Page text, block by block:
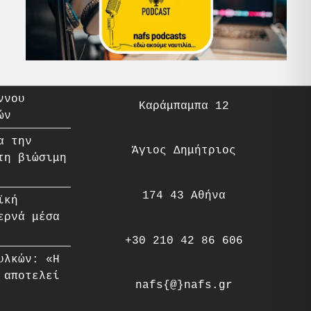
την
βιώσιμη
μέσα
«Η
Καράμπαμπα 12
Άγιος Δημήτριος
174 43 Αθήνα
+30 210 42 86 606
nafs{@}nafs.gr